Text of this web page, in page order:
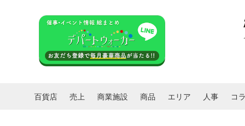
百貨店 売上 商業施設 商品 エリア 人事 コ